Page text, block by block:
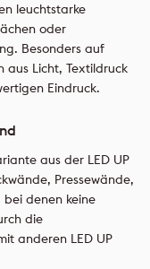
leuchtstarke
oder
Besonders auf
aus Licht, Textildruck
Eindruck.
aus der LED UP
Pressewände,
denen keine
die
anderen LED UP